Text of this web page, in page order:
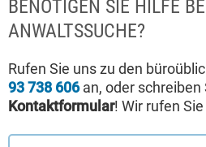
BENÖTIGEN SIE HILFE
ANWALTSSUCHE?
Rufen Sie uns zu den
93 738 606an, oder schreiben
Kontaktformular! Wir rufen